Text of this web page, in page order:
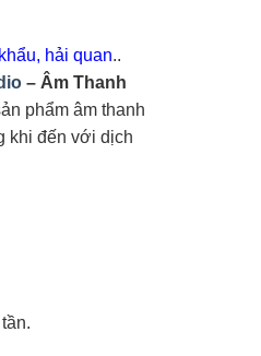
hải quan..
– Âm Thanh
phẩm âm thanh
khi đến với dịch